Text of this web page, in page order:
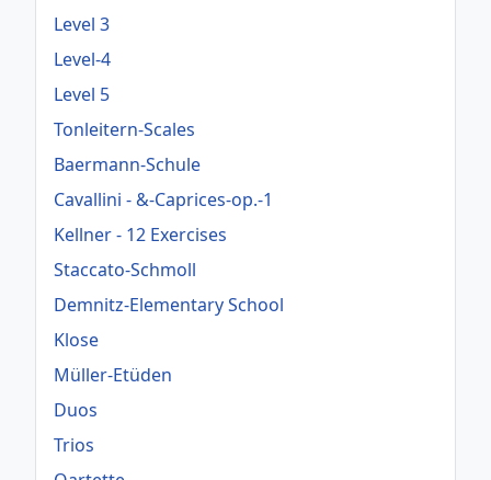
Level 3
Level-4
Level 5
Tonleitern-Scales
Baermann-Schule
Cavallini - &-Caprices-op.-1
Kellner - 12 Exercises
Staccato-Schmoll
Demnitz-Elementary School
Klose
Müller-Etüden
Duos
Trios